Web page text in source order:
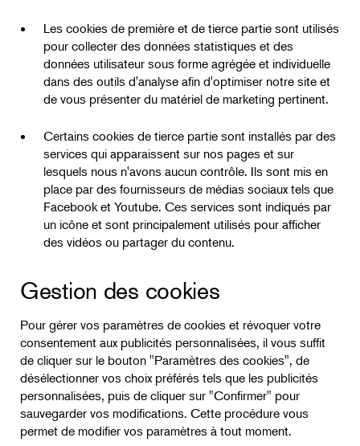
Les cookies de première et de tierce partie sont utilisés
pour collecter des données statistiques et des
données utilisateur sous forme agrégée et individuelle
dans des outils d'analyse afin d'optimiser notre site et
de vous présenter du matériel de marketing pertinent.
Certains cookies de tierce partie sont installés par des
services qui apparaissent sur nos pages et sur
lesquels nous n'avons aucun contrôle. Ils sont mis en
place par des fournisseurs de médias sociaux tels que
Facebook et Youtube. Ces services sont indiqués par
un icône et sont principalement utilisés pour afficher
des vidéos ou partager du contenu.
Gestion des cookies
Pour gérer vos paramètres de cookies et révoquer votre
consentement aux publicités personnalisées, il vous suffit
de cliquer sur le bouton "Paramètres des cookies", de
désélectionner vos choix préférés tels que les publicités
personnalisées, puis de cliquer sur "Confirmer" pour
sauvegarder vos modifications. Cette procédure vous
permet de modifier vos paramètres à tout moment.